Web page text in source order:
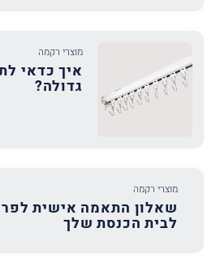
מוצרי רקמה
איך כדאי
גדולה?
מוצרי רקמה
שאלון התאמה אישית
לבית הכנסת שלך